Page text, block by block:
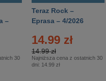
–
30
Teraz Rock –
Eprasa – 4/2026
14.99 zł
14.99 zł
Najniższa cena z ostatnich 30
dni: 14.99 zł